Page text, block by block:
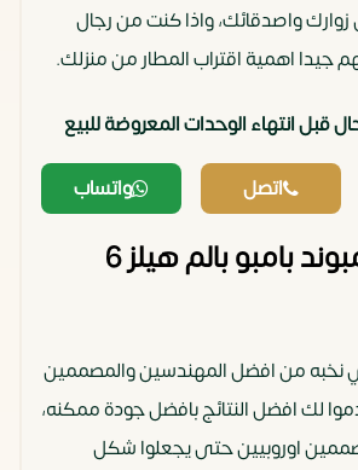
واصدقائك، واذا كنت من رجال
جيدا اهمية اقتراب المطار من منزلك.
قبل انتهاء الوحدات المعروضة للبيع
اتصل واتساب
تصميم كمبوند بامبو بالم هيلز 6
نخبه من افضل المهندسين والمصممين
لك افضل النتائج بافضل جودة ممكنه،
اوروبيين حتى يجعلوا شكل